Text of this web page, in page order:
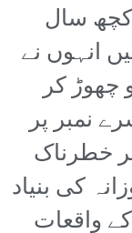
کچھ سال
انہوں نے
چھوڑ کر
نمبر پر
خطرناک
کی بنیاد
واقعات